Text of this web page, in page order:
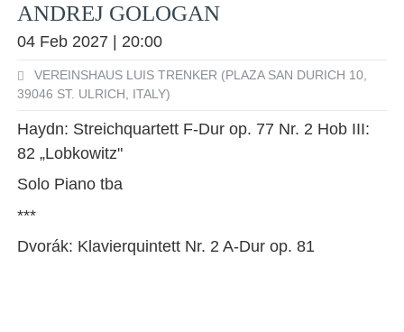
ANDREJ GOLOGAN
04 Feb 2027 | 20:00
VEREINSHAUS LUIS TRENKER (PLAZA SAN DURICH 10,
39046 ST. ULRICH, ITALY)
Haydn: Streichquartett F-Dur op. 77 Nr. 2 Hob III:
82 „Lobkowitz"
Solo Piano tba
***
Dvorák: Klavierquintett Nr. 2 A-Dur op. 81